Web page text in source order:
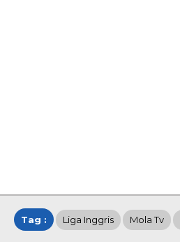
Tag : Liga Inggris Mola Tv